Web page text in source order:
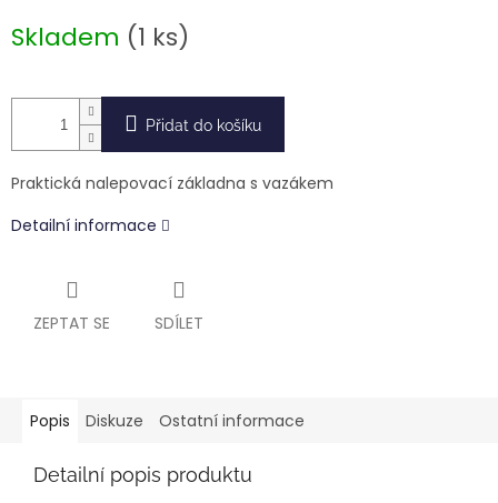
cena:
Skladem (1 ks)
Přidat do košíku
Praktická nalepovací základna s vazákem
Detailní informace
ZEPTAT SE SDÍLET
Popis Diskuze Ostatní informace
Detailní popis produktu